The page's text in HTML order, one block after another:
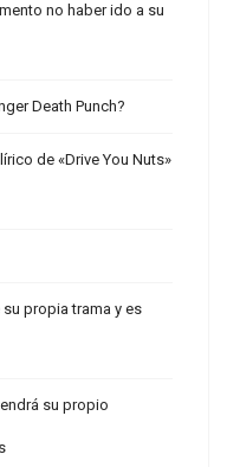
no haber ido a su
Death Punch?
de «Drive You Nuts»
propia trama y es
su propio